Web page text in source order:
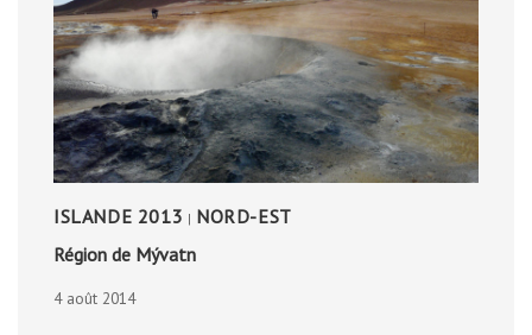
ISLANDE 2013 | NORD-EST
Région de Mývatn
4 août 2014